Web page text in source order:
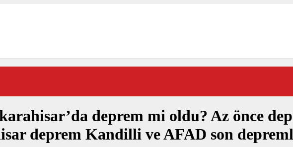
deprem mi oldu? Az önce
deprem Kandilli ve AFAD son